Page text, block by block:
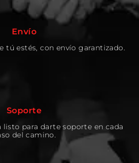
Envío
tú estés, con envío garantizado.
Soporte
listo para darte soporte en cada
del camino.